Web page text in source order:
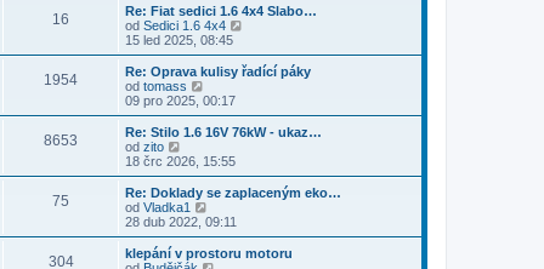
ě
v
e
k
p
ř
í
s
p
v
e
k
e
d
n
í
p
í
s
p
v
e
k
t
p
o
s
e
n
í
p
í
s
p
ě
v
e
k
r
a
z
p
o
s
e
n
í
p
ř
í
s
p
16
Re: Fiat sedici 1.6 4x4 Slabo…
od Sedici 1.6 4x4
b
r
t
p
e
í
p
15 led 2025, 08:45
1954
Re: Oprava kulisy řadící páky
od tomass
o
b
r
z
p
o
s
e
09 pro 2025, 00:17
8653
Re: Stilo 1.6 16V 76kW - ukaz…
od zito
o
b
r
a
z
p
18 črc 2026, 15:55
75
Re: Doklady se zaplaceným eko…
od Vladka1
o
b
r
a
28 dub 2022, 09:11
304
klepání v prostoru motoru